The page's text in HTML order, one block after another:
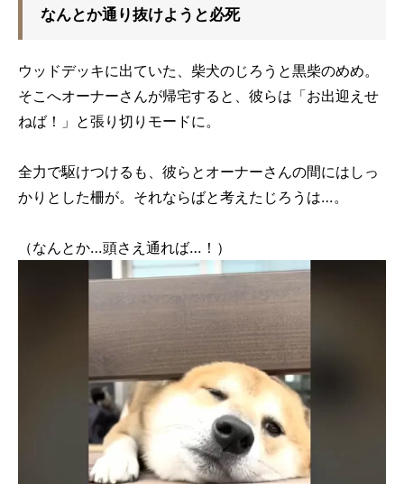
なんとか通り抜けようと必死
ウッドデッキに出ていた、柴犬のじろうと黒柴のめめ。
そこへオーナーさんが帰宅すると、彼らは「お出迎えせ
ねば！」と張り切りモードに。
全力で駆けつけるも、彼らとオーナーさんの間にはしっ
かりとした柵が。それならばと考えたじろうは…。
（なんとか…頭さえ通れば…！）